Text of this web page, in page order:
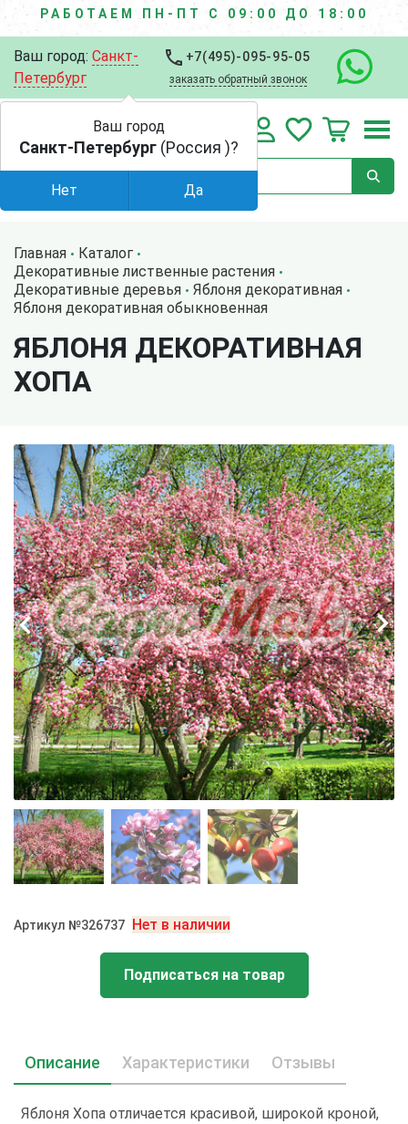
РАБОТАЕМ ПН-ПТ С 09:00 ДО 18:00
Ваш город: Санкт-
Петербург
+7(495)-095-95-05
заказать обратный звонок
Главная
Каталог
Декоративные лиственные растения
Декоративные деревья
Яблоня декоративная
Яблоня декоративная обыкновенная
ЯБЛОНЯ ДЕКОРАТИВНАЯ
ХОПА
Артикул №326737 Нет в наличии
Подписаться на товар
Описание Характеристики Отзывы
Яблоня Хопа отличается красивой, широкой кроной,
Ваш город
Санкт-Петербург (Россия )?
Нет Да